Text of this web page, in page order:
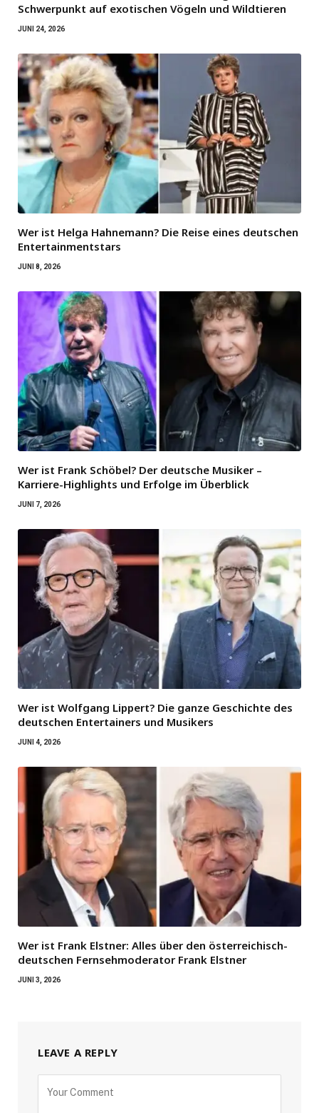
Schwerpunkt auf exotischen Vögeln und Wildtieren
JUNI 24, 2026
Wer ist Helga Hahnemann? Die Reise eines deutschen
Entertainmentstars
JUNI 8, 2026
Wer ist Frank Schöbel? Der deutsche Musiker –
Karriere-Highlights und Erfolge im Überblick
JUNI 7, 2026
Wer ist Wolfgang Lippert? Die ganze Geschichte des
deutschen Entertainers und Musikers
JUNI 4, 2026
Wer ist Frank Elstner: Alles über den österreichisch-
deutschen Fernsehmoderator Frank Elstner
JUNI 3, 2026
LEAVE A REPLY